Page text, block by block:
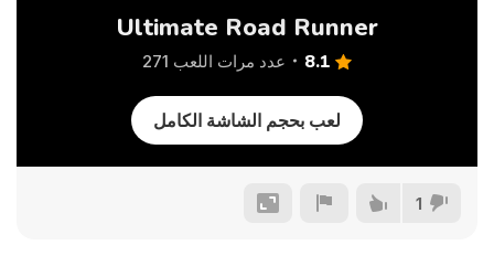
Ultimate Road Runner
8.1 عدد مرات اللعب 271
لعب بحجم الشاشة الكامل
1